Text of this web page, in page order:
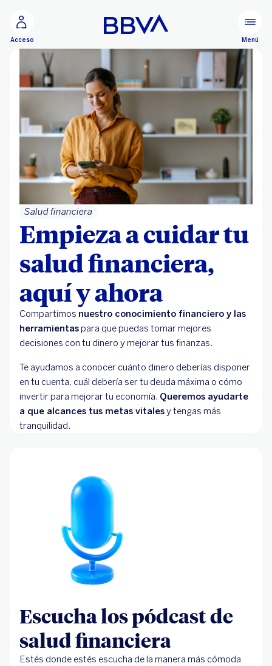
Acceso Menú
Salud financiera
Empieza a cuidar tu
salud financiera,
aquí y ahora
Compartimos nuestro conocimiento financiero y las
herramientaspara que puedas tomar mejores
decisiones con tu dinero y mejorar tus finanzas.
Te ayudamos a conocer cuánto dinero deberías disponer
en tu cuenta, cuál debería ser tu deuda máxima o cómo
invertir para mejorar tu economía. Queremos ayudarte
a que alcances tus metas vitalesy tengas más
tranquilidad.
Escucha los pódcast de
salud financiera
Estés donde estés escucha de la manera más cómoda